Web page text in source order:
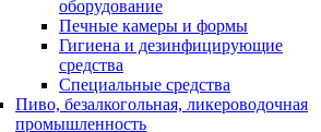
оборудование
Печные камеры и формы
Гигиена и дезинфицирующие
средства
Специальные средства
Пиво, безалкогольная, ликероводочная
промышленность